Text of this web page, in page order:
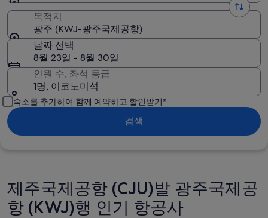
목적지
광주 (KWJ-광주국제공항)
날짜 선택
8월 23일 - 8월 30일
인원 수, 좌석 등급
1명, 이코노미석
숙소를 추가하여 함께 예약하고 할인받기*
검색
제주국제공항 (CJU)발 광주국제공
항 (KWJ)행 인기 항공사